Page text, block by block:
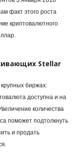
факт этого роста
криптовалютного
Stellar
биржах:
доступна и на
количества
поможет подтолкнуть
и продать